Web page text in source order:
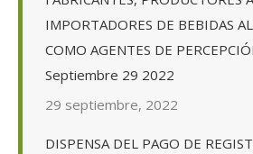
IMPORTADORES DE BEBIDAS
COMO AGENTES DE
Septiembre 29 2022
29 septiembre, 2022
DISPENSA DEL PAGO DE